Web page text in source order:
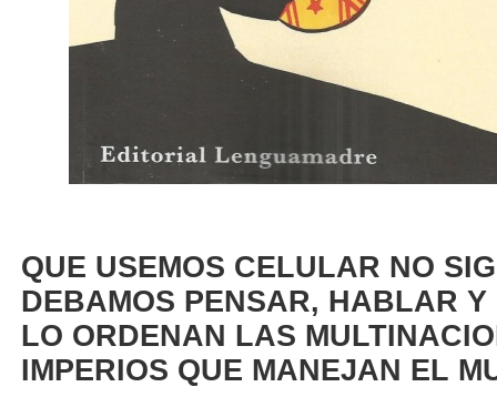
QUE USEMOS CELULAR NO
DEBAMOS PENSAR, HABLAR Y
LO ORDENAN LAS
IMPERIOS QUE MANEJAN EL